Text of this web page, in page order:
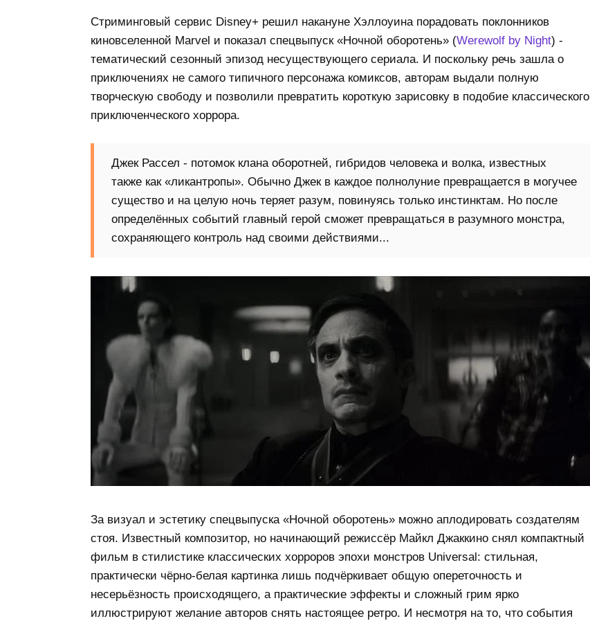
Стриминговый сервис Disney+ решил накануне Хэллоуина порадовать поклонников
киновселенной Marvel и показал спецвыпуск «Ночной оборотень» (Werewolf by Night) -
тематический сезонный эпизод несуществующего сериала. И поскольку речь зашла о
приключениях не самого типичного персонажа комиксов, авторам выдали полную
творческую свободу и позволили превратить короткую зарисовку в подобие классического
приключенческого хоррора.
Джек Рассел - потомок клана оборотней, гибридов человека и волка, известных
также как «ликантропы». Обычно Джек в каждое полнолуние превращается в могучее
существо и на целую ночь теряет разум, повинуясь только инстинктам. Но после
определённых событий главный герой сможет превращаться в разумного монстра,
сохраняющего контроль над своими действиями...
За визуал и эстетику спецвыпуска «Ночной оборотень» можно аплодировать создателям
стоя. Известный композитор, но начинающий режиссёр Майкл Джаккино снял компактный
фильм в стилистике классических хорроров эпохи монстров Universal: стильная,
практически чёрно-белая картинка лишь подчёркивает общую опереточность и
несерьёзность происходящего, а практические эффекты и сложный грим ярко
иллюстрируют желание авторов снять настоящее ретро. И несмотря на то, что события